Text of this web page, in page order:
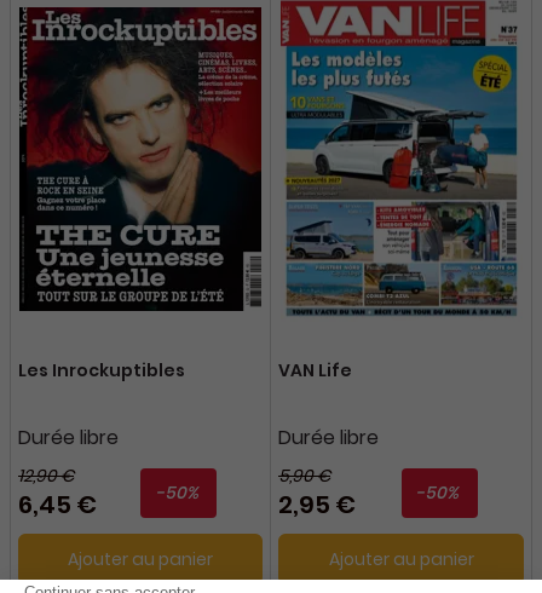
Les Inrockuptibles
Durée libre
12,90 €
6,45 € -50%
Ajouter au panier
VAN Life
Durée libre
5,90 €
2,95 € -50%
Ajouter au panier